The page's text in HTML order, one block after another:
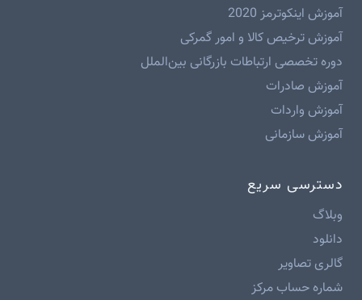
آموزش اینکوترمز 2020
آموزش ترخیص کالا و امور گمرکی
دوره تخصصی ارتباطات بازرگانی بین‌الملل
آموزش صادرات
آموزش واردات
آموزش سازمانی
دسترسی سریع
وبلاگ
دانلود
گالری تصاویر
شماره حساب مرکز